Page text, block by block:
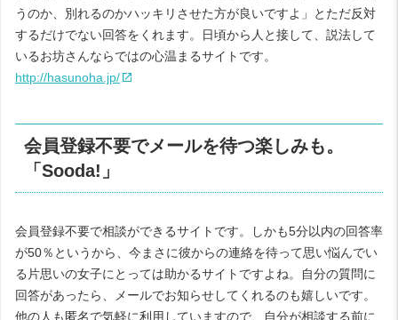
うのか、別れるのかハッキリさせた方が良いですよ」とただ反対
するだけでない回答をくれます。日頃から人と接して、説法して
いるお坊さんならではの心温まるサイトです。
http://hasunoha.jp/
会員登録不要でメールを待つ楽しみも。
「Sooda!」
会員登録不要で相談ができるサイトです。しかも5分以内の回答率
が50％というから、今まさに彼からの連絡を待って思い悩んでい
る片思いの女子にとっては助かるサイトですよね。自分の質問に
回答があったら、メールでお知らせしてくれるのも嬉しいです。
他の人も匿名で気軽に利用していますので、自分が相談する前に